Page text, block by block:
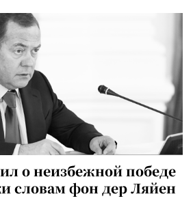
о неизбежной победе
словам фон дер Ляйен